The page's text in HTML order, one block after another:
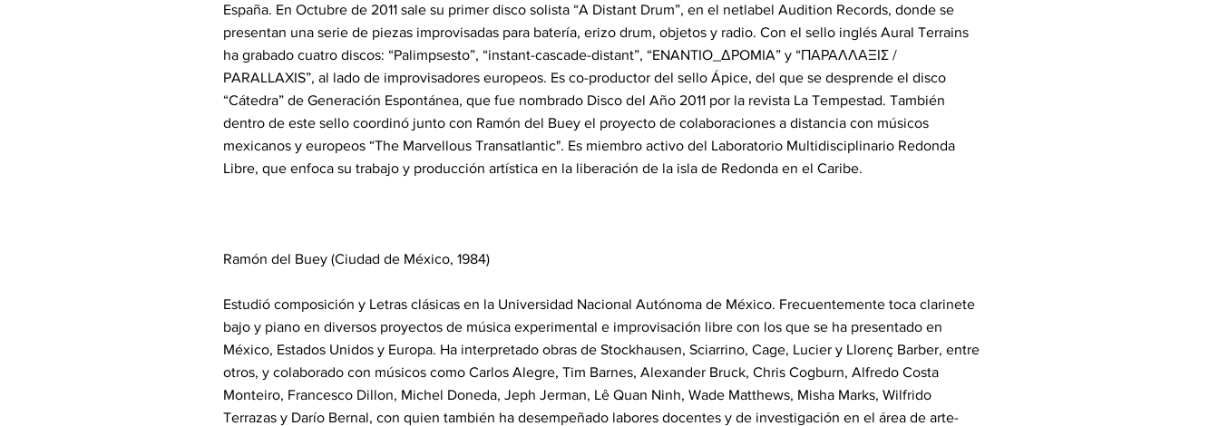
España. En Octubre de 2011 sale su primer disco solista “A Distant Drum”, en el netlabel Audition Records, donde se
presentan una serie de piezas improvisadas para batería, erizo drum, objetos y radio. Con el sello inglés Aural Terrains
ha grabado cuatro discos: “Palimpsesto”, “instant-cascade-distant”, “ENANTIO_ΔΡOMIA” y “ΠΑΡΑΛΛΑΞΙΣ /
PARALLAXIS”, al lado de improvisadores europeos. Es co-productor del sello Ápice, del que se desprende el disco
“Cátedra” de Generación Espontánea, que fue nombrado Disco del Año 2011 por la revista La Tempestad. También
dentro de este sello coordinó junto con Ramón del Buey el proyecto de colaboraciones a distancia con músicos
mexicanos y europeos “The Marvellous Transatlantic". Es miembro activo del Laboratorio Multidisciplinario Redonda
Libre, que enfoca su trabajo y producción artística en la liberación de la isla de Redonda en el Caribe.
Ramón del Buey (Ciudad de México, 1984)
Estudió composición y Letras clásicas en la Universidad Nacional Autónoma de México. Frecuentemente toca clarinete
bajo y piano en diversos proyectos de música experimental e improvisación libre con los que se ha presentado en
México, Estados Unidos y Europa. Ha interpretado obras de Stockhausen, Sciarrino, Cage, Lucier y Llorenç Barber, entre
otros, y colaborado con músicos como Carlos Alegre, Tim Barnes, Alexander Bruck, Chris Cogburn, Alfredo Costa
Monteiro, Francesco Dillon, Michel Doneda, Jeph Jerman, Lê Quan Ninh, Wade Matthews, Misha Marks, Wilfrido
Terrazas y Darío Bernal, con quien también ha desempeñado labores docentes y de investigación en el área de arte-